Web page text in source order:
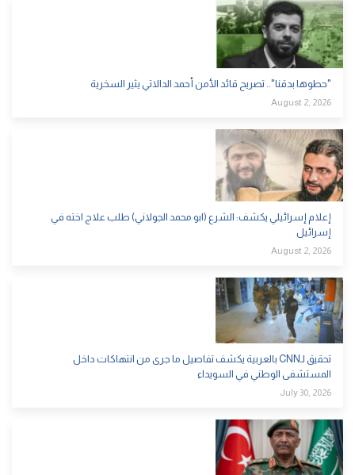
"حطوها بدقنا".. تصريح قائد الأمن أحمد الدالاتي يثير السخرية
August 2, 2026
إعلام إسرائيلي يكشف: الشرع (ابو محمد الجولاني) طلب علاج اخته في
إسرائيل
August 2, 2026
تحقيق لـCNN بالعربية يكشف تفاصيل ما جرى من انتهاكات داخل
المستشفى الوطني في السويداء
July 30, 2026